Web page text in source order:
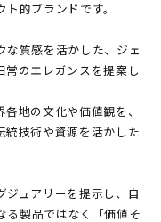
的ブランドです。
な質感を活かした、ジェ
常のエレガンスを提案し
地の文化や価値観を、
統技術や資源を活かした
ジュアリーを提示し、自
る製品ではなく「価値そ